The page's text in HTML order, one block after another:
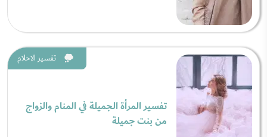
تفسير الاحلام
تفسير المرأة الجميلة في المنام والزواج
من بنت جميلة